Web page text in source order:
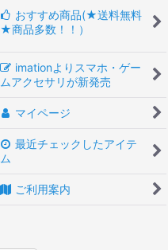
おすすめ商品(★送料無料
★商品多数！！）
imationよりスマホ・ゲー
ムアクセサリが新発売
マイページ
最近チェックしたアイテ
ム
ご利用案内